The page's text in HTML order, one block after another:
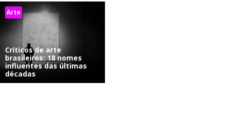
Arte
Críticos de arte
brasileiros: 18 nomes
influentes das últimas
décadas